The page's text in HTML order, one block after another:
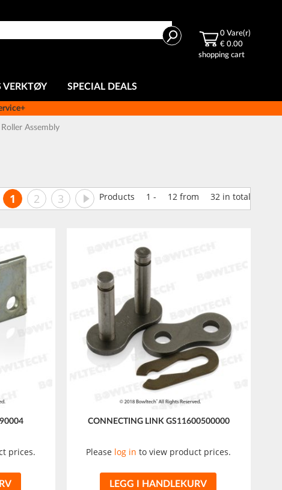
Søk 0 Vare(r)
€ 0.00
shopping cart
VERKTØY SPECIAL DEALS
Assembly
Products 1 - 12 from 32 in total
SideYou're currently reading page
1 Side
2 Side
3 Side
Neste
prices.
CONNECTING LINK GS11600500000
Please log in to view product prices.
LEGG I HANDLEKURV